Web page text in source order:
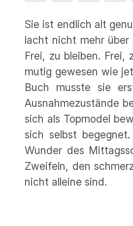
Sie ist endlich alt
lacht nicht mehr
Frei, zu bleiben.
mutig gewesen wie
Buch musste sie
Ausnahmezustände
sich als Topmodel
sich selbst
Wunder des
Zweifeln, den
nicht alleine sind.